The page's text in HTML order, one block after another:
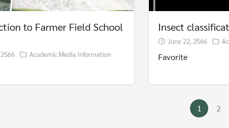
to Farmer Field School
Academic Media Information
Insect
June 22, 2566
Favorite
1 2